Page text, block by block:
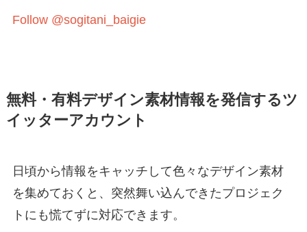
Follow @sogitani_baigie
無料・有料デザイン素材情報を発信するツ
イッターアカウント
日頃から情報をキャッチして色々なデザイン素材
を集めておくと、突然舞い込んできたプロジェク
トにも慌てずに対応できます。